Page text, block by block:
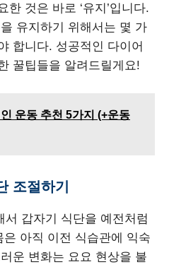
한 것은 바로 ‘유지’입니다.
유지하기 위해서는 몇 가
합니다. 성공적인 다이어
꿀팁들을 알려드릴게요!
운동 추천 5가지 (+운동
조절하기
갑자기 식단을 예전처럼
아직 이전 식습관에 익숙
운 변화는 요요 현상을 불